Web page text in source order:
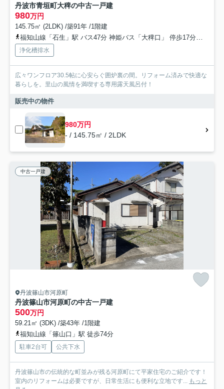
丹波市青垣町大稗の中古一戸建
980万円
145.75㎡ (2LDK) /築91年 /1階建
福知山線「石生」駅 バス47分 神姫バス「大稗口」 停歩17分車33分 20.0km
浄化槽排水
広々ワンフロア30.5帖に心安らぐ囲炉裏の間。リフォーム済みで快適な
暮らしを。里山の風情を満喫する専用露天風呂付！
販売中の物件
980万円
- / 145.75㎡ / 2LDK
中古一戸建
丹波篠山市河原町
丹波篠山市河原町の中古一戸建
500万円
59.21㎡ (3DK) /築43年 /1階建
福知山線「篠山口」駅 徒歩74分
駐車2台可 公共下水
丹波篠山市の伝統的な町並みが残る河原町にて平家住宅のご紹介です！
室内のリフォームは必要ですが、日常生活にも便利な立地です...
もっと